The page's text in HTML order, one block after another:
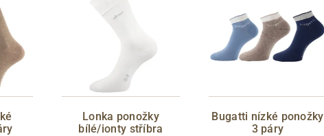
Lonka ponožky
bílé/ionty stříbra
Bugatti nízké ponožky
3 páry